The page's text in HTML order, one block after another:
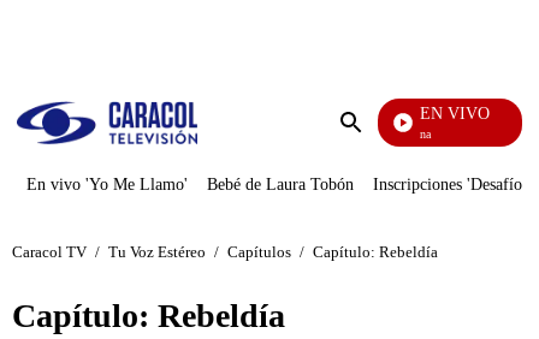
Enviar
EN VIVO
Diario De Diana
En vivo 'Yo Me Llamo' Bebé de Laura Tobón Inscripciones 'Desafío'
Caracol TV / Tu Voz Estéreo / Capítulos / Capítulo: Rebeldía
Capítulo: Rebeldía